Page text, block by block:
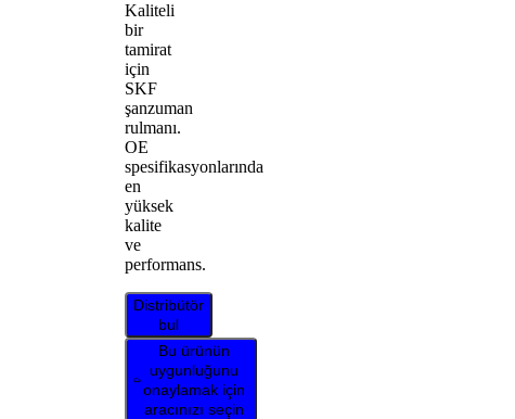
Kaliteli
bir
tamirat
için
SKF
şanzuman
rulmanı.
OE
spesifikasyonlarında
en
yüksek
kalite
ve
performans.
Distribütör
bul
Bu ürünün
uygunluğunu
onaylamak için
aracınızı seçin